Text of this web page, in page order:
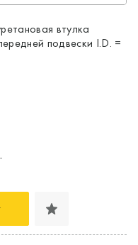
втулка
подвески I.D. =